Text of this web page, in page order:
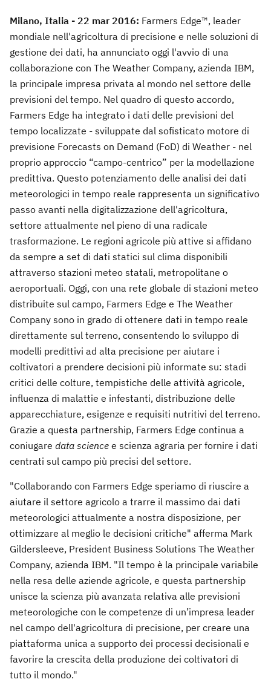
Milano, Italia - 22 mar 2016: Farmers Edge™, leader
mondiale nell'agricoltura di precisione e nelle soluzioni di
gestione dei dati, ha annunciato oggi l'avvio di una
collaborazione con The Weather Company, azienda IBM,
la principale impresa privata al mondo nel settore delle
previsioni del tempo. Nel quadro di questo accordo,
Farmers Edge ha integrato i dati delle previsioni del
tempo localizzate - sviluppate dal sofisticato motore di
previsione Forecasts on Demand (FoD) di Weather - nel
proprio approccio “campo-centrico” per la modellazione
predittiva. Questo potenziamento delle analisi dei dati
meteorologici in tempo reale rappresenta un significativo
passo avanti nella digitalizzazione dell'agricoltura,
settore attualmente nel pieno di una radicale
trasformazione. Le regioni agricole più attive si affidano
da sempre a set di dati statici sul clima disponibili
attraverso stazioni meteo statali, metropolitane o
aeroportuali. Oggi, con una rete globale di stazioni meteo
distribuite sul campo, Farmers Edge e The Weather
Company sono in grado di ottenere dati in tempo reale
direttamente sul terreno, consentendo lo sviluppo di
modelli predittivi ad alta precisione per aiutare i
coltivatori a prendere decisioni più informate su: stadi
critici delle colture, tempistiche delle attività agricole,
influenza di malattie e infestanti, distribuzione delle
apparecchiature, esigenze e requisiti nutritivi del terreno.
Grazie a questa partnership, Farmers Edge continua a
coniugare data science e scienza agraria per fornire i dati
centrati sul campo più precisi del settore.
"Collaborando con Farmers Edge speriamo di riuscire a
aiutare il settore agricolo a trarre il massimo dai dati
meteorologici attualmente a nostra disposizione, per
ottimizzare al meglio le decisioni critiche" afferma Mark
Gildersleeve, President Business Solutions The Weather
Company, azienda IBM. "Il tempo è la principale variabile
nella resa delle aziende agricole, e questa partnership
unisce la scienza più avanzata relativa alle previsioni
meteorologiche con le competenze di un’impresa leader
nel campo dell'agricoltura di precisione, per creare una
piattaforma unica a supporto dei processi decisionali e
favorire la crescita della produzione dei coltivatori di
tutto il mondo."